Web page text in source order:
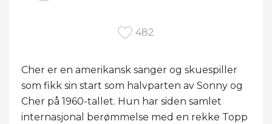
482
Cher er en amerikansk sanger og skuespiller
som fikk sin start som halvparten av Sonny og
Cher på 1960-tallet. Hun har siden samlet
internasjonal berømmelse med en rekke Topp